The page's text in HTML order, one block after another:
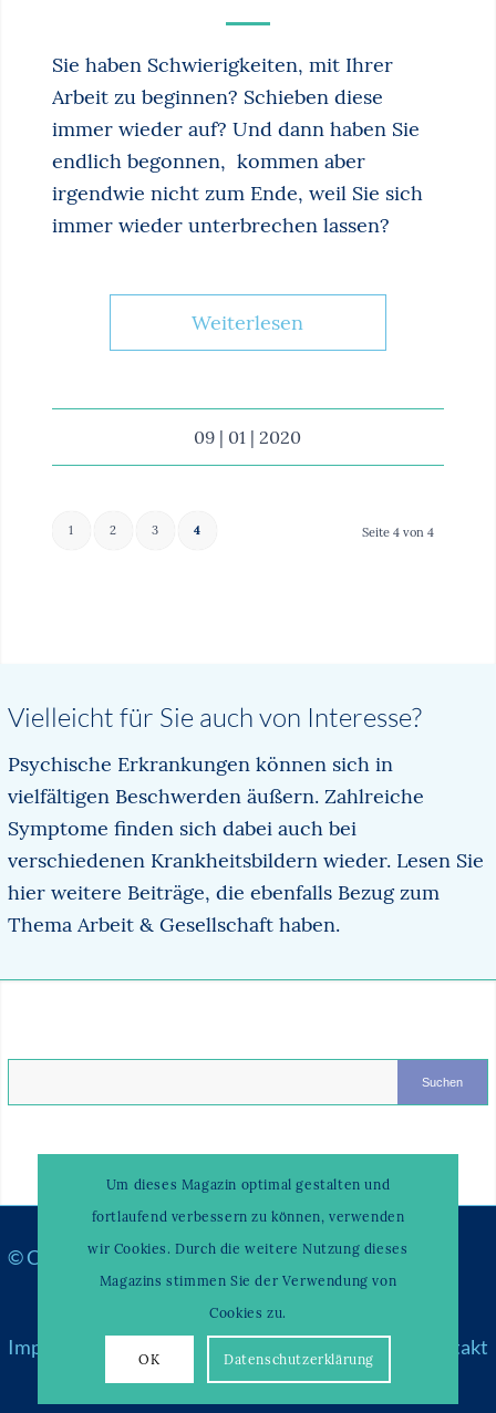
Sie haben Schwierigkeiten, mit Ihrer
Arbeit zu beginnen? Schieben diese
immer wieder auf? Und dann haben Sie
endlich begonnen, kommen aber
irgendwie nicht zum Ende, weil Sie sich
immer wieder unterbrechen lassen?
Weiterlesen
09 | 01 | 2020
Seite 4 von 4
1 2 3 4
Vielleicht für Sie auch von Interesse?
Psychische Erkrankungen können sich in
vielfältigen Beschwerden äußern. Zahlreiche
Symptome finden sich dabei auch bei
verschiedenen Krankheitsbildern wieder. Lesen Sie
hier weitere Beiträge, die ebenfalls Bezug zum
Thema Arbeit & Gesellschaft haben.
© Copyright –WAHRENDORFF KLINIKUM
Impressum Kontakt
Um dieses Magazin optimal gestalten und
fortlaufend verbessern zu können, verwenden
wir Cookies. Durch die weitere Nutzung dieses
Magazins stimmen Sie der Verwendung von
Cookies zu.
OK Datenschutzerklärung